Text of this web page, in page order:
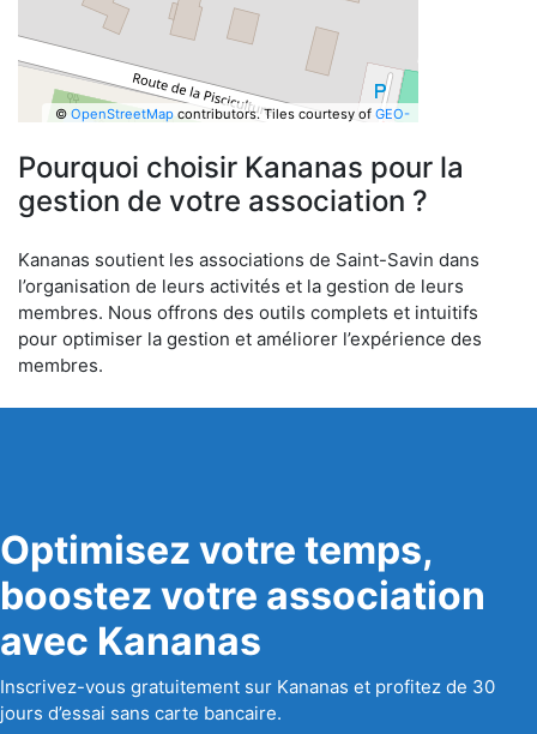
© OpenStreetMapcontributors. Tiles courtesy of GEO-
Pourquoi choisir Kananas pour la
gestion de votre association ?
Kananas soutient les associations de Saint-Savin dans
l’organisation de leurs activités et la gestion de leurs
membres. Nous offrons des outils complets et intuitifs
pour optimiser la gestion et améliorer l’expérience des
membres.
Optimisez votre temps,
boostez votre association
avec Kananas
Inscrivez-vous gratuitement sur Kananas et profitez de 30
jours d’essai sans carte bancaire.